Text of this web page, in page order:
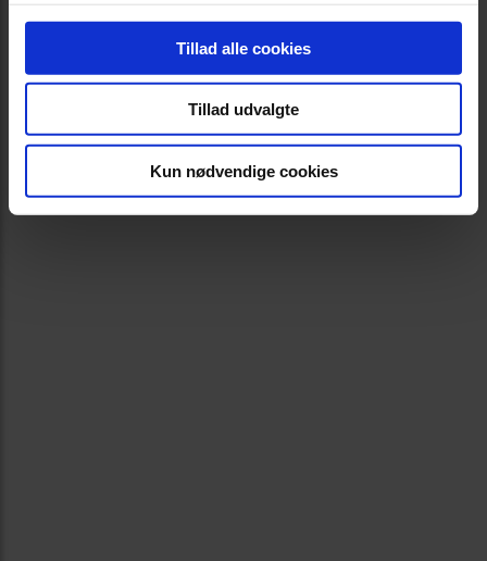
Tillad alle cookies
Tillad udvalgte
Kun nødvendige cookies